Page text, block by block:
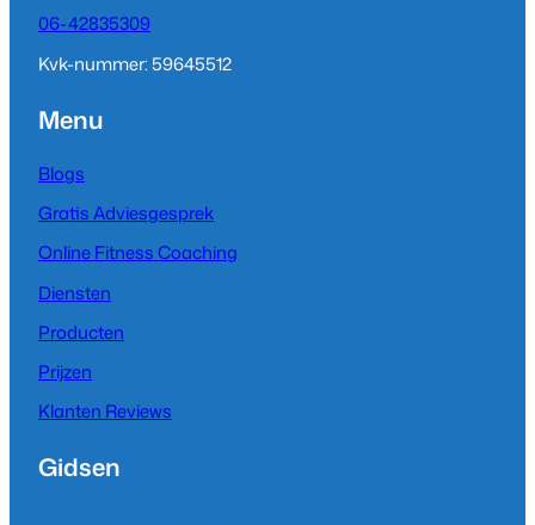
06-42835309
Kvk-nummer: 59645512
Menu
Blogs
Gratis Adviesgesprek
Online Fitness Coaching
Diensten
Producten
Prijzen
Klanten Reviews
Gidsen